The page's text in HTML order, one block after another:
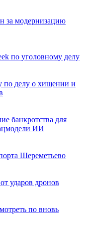
за модернизацию
по уголовному делу
по делу о хищении и
банкротства для
ИИ
Шереметьево
ударов дронов
по вновь